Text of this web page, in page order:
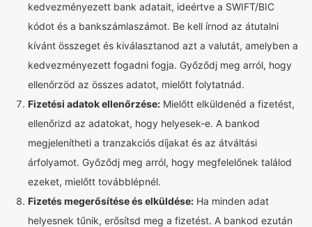
kedvezményezett bank adatait, ideértve a SWIFT/BIC
kódot és a bankszámlaszámot. Be kell írnod az átutalni
kívánt összeget és kiválasztanod azt a valutát, amelyben a
kedvezményezett fogadni fogja. Győződj meg arról, hogy
ellenőrzöd az összes adatot, mielőtt folytatnád.
Fizetési adatok ellenőrzése: Mielőtt elküldenéd a fizetést,
ellenőrizd az adatokat, hogy helyesek-e. A bankod
megjelenítheti a tranzakciós díjakat és az átváltási
árfolyamot. Győződj meg arról, hogy megfelelőnek találod
ezeket, mielőtt továbblépnél.
Fizetés megerősítése és elküldése: Ha minden adat
helyesnek tűnik, erősítsd meg a fizetést. A bankod ezután